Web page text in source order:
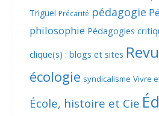
Triguel Précarité pédagogie
philosophie Pédagogies
clique(s) : blogs et sites
écologie syndicalisme Vivre
École, histoire et Cie